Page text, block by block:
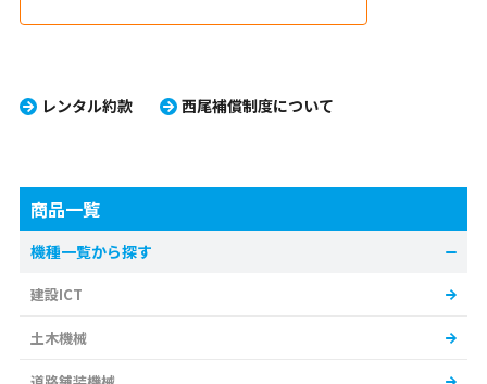
レンタル約款 西尾補償制度について
商品一覧
機種一覧から探す
建設ICT
土木機械